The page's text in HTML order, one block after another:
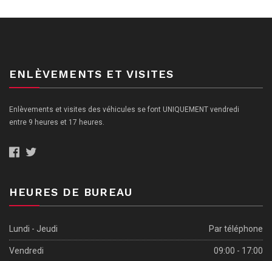
11/08/2026 13:45
ENLÈVEMENTS ET VISITES
Enlèvements et visites des véhicules se font UNIQUEMENT vendredi
HEURES DE BUREAU